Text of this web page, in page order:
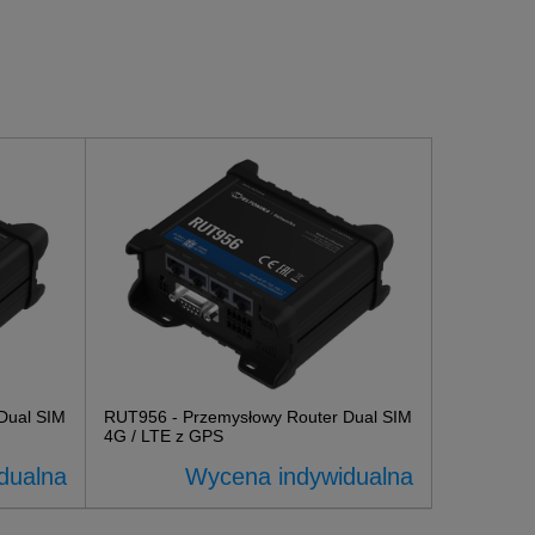
SIM
RUT956 - Przemysłowy Router Dual SIM
4G / LTE z GPS
Wycena indywidualna